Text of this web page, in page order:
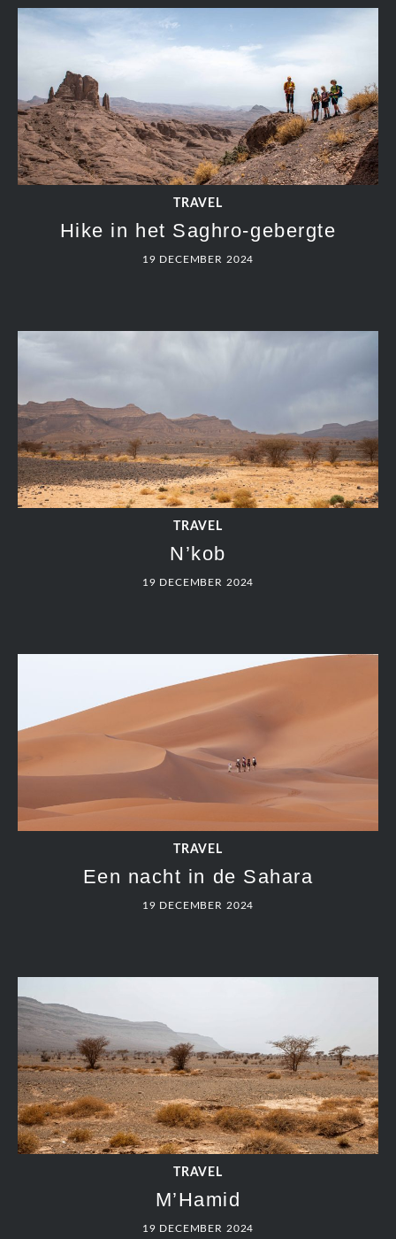
TRAVEL
Hike in het Saghro-gebergte
19 DECEMBER 2024
TRAVEL
N’kob
19 DECEMBER 2024
TRAVEL
Een nacht in de Sahara
19 DECEMBER 2024
TRAVEL
M’Hamid
19 DECEMBER 2024